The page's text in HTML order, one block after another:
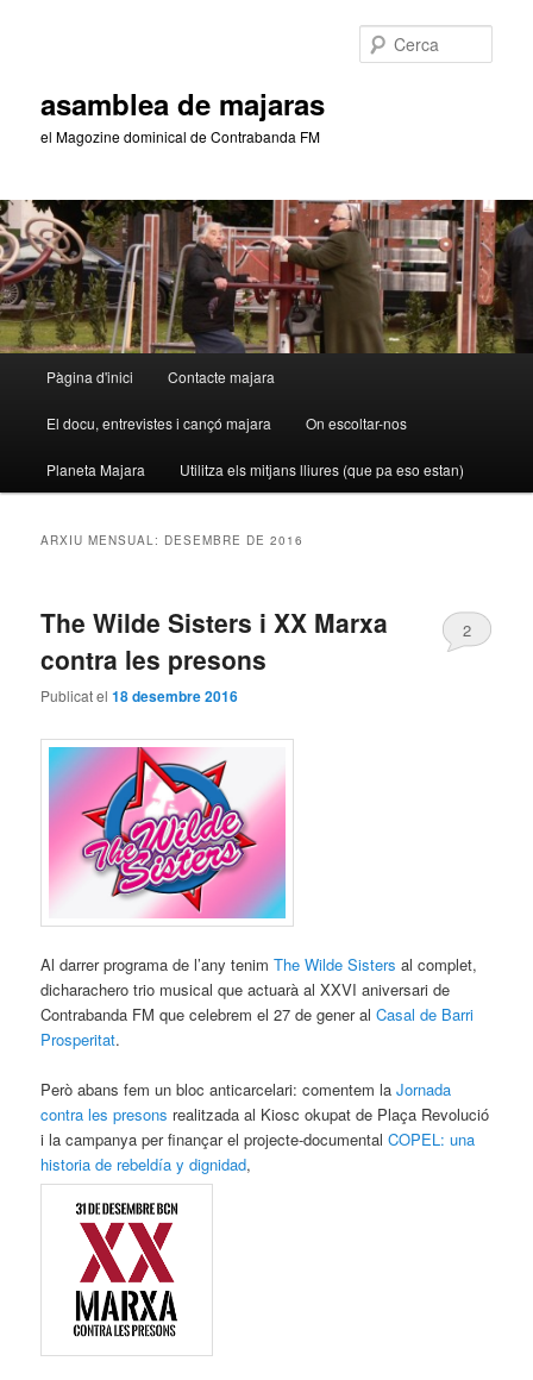
asamblea de majaras
el Magozine dominical de Contrabanda FM
principal
Pàgina d'inici Contacte majara
El docu, entrevistes i cançó majara On escoltar-nos
Planeta Majara Utilitza els mitjans lliures (que pa eso estan)
ARXIU MENSUAL: DESEMBRE DE 2016
The Wilde Sisters i XX Marxa
contra les presons
Publicat el18 desembre 2016
2
Al darrer programa de l’any tenimThe Wilde Sisters al complet,
dicharachero trio musical que actuarà al XXVI aniversari de
Contrabanda FM que celebrem el 27 de gener alCasal de Barri
Prosperitat.
Però abans fem un bloc anticarcelari: comentem laJornada
contra les presons realitzada al Kiosc okupat de Plaça Revolució
i la campanya per finançar el projecte-documentalCOPEL: una
historia de rebeldía y dignidad,